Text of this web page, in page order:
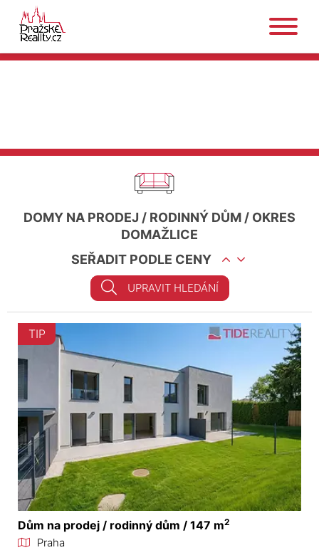
DOMY NA PRODEJ / RODINNÝ DŮM / OKRES
DOMAŽLICE
SEŘADIT PODLE CENY
UPRAVIT HLEDÁNÍ
TIP
Dům na prodej / rodinný dům / 147 m2
Praha